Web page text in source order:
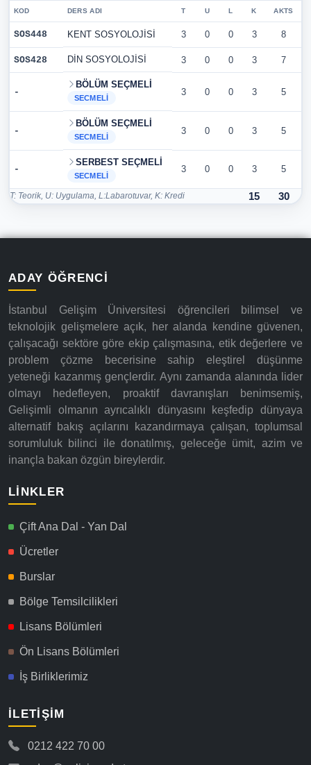
KOD DERS ADI T U L K AKTS
SOS448 KENT SOSYOLOJİSİ 3 0 0 3 8
SOS428 DİN SOSYOLOJİSİ 3 0 0 3 7
-
BÖLÜM SEÇMELİ
SECMELI
3 0 0 3 5
-
BÖLÜM SEÇMELİ
SECMELI
3 0 0 3 5
-
SERBEST SEÇMELİ
SECMELI
3 0 0 3 5
T: Teorik, U: Uygulama, L:Labarotuvar, K: Kredi 15 30
ADAY ÖĞRENCI
İstanbul Gelişim Üniversitesi öğrencileri bilimsel ve
teknolojik gelişmelere açık, her alanda kendine güvenen,
çalışacağı sektöre göre ekip çalışmasına, etik değerlere ve
problem çözme becerisine sahip eleştirel düşünme
yeteneği kazanmış gençlerdir. Aynı zamanda alanında lider
olmayı hedefleyen, proaktif davranışları benimsemiş,
Gelişimli olmanın ayrıcalıklı dünyasını keşfedip dünyaya
alternatif bakış açılarını kazandırmaya çalışan, toplumsal
sorumluluk bilinci ile donatılmış, geleceğe ümit, azim ve
inançla bakan özgün bireylerdir.
LINKLER
Çift Ana Dal - Yan Dal
Ücretler
Burslar
Bölge Temsilcilikleri
Lisans Bölümleri
Ön Lisans Bölümleri
İş Birliklerimiz
İLETIŞIM
0212 422 70 00